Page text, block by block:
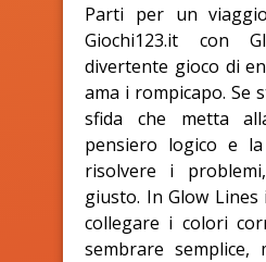
Parti per un
Giochi123.it con
divertente gioco di
ama i rompicapo. Se
sfida che metta
pensiero logico e
risolvere i
giusto. In Glow
collegare i colori
sembrare semplice,